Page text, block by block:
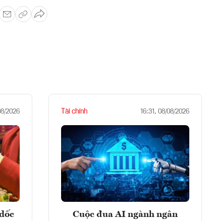
2026 Tài chính 16:31, 08/08/2026
Cuộc đua AI ngành ngân